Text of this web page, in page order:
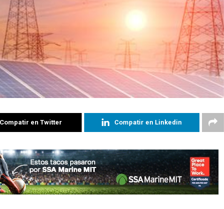
Compatir en Twitter Compatir en Linkedin